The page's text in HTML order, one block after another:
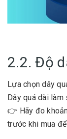
2.2. Độ
Lựa chọn dây
Dây quá dài làm
👉 Hãy đo
trước khi mua